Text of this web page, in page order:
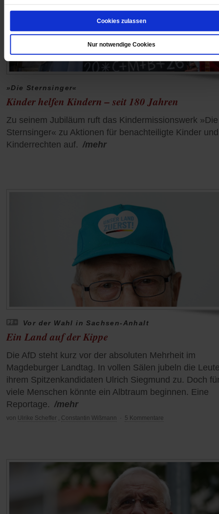
Cookies zulassen
Nur notwendige Cookies
»Die Sternsinger«
Kinder helfen Kindern – seit 180 Jahren
Zu seinem Jubiläum ruft das Kindermissionswerk »Die
Sternsinger« zu Aktionen für benachteiligte Kinder
Kinderrechten auf. /mehr
Vor der Wahl in Sachsen-Anhalt
Ein Land auf der Kippe
Die AfD steht kurz vor der absoluten Mehrheit im
Magdeburger Landtag. In vollen Sälen jubeln die
ihrem Spitzenkandidaten Ulrich Siegmund zu. Doch
viele Menschen könnte ein Albtraum beginnen. Eine
Reportage. /mehr
von Ulrike Scheffer , Constantin Wißmann 5 Kommentare